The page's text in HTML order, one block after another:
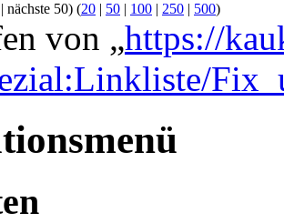
nächste 50) (20 | 50 | 100 | 250 | 500)
von „https://